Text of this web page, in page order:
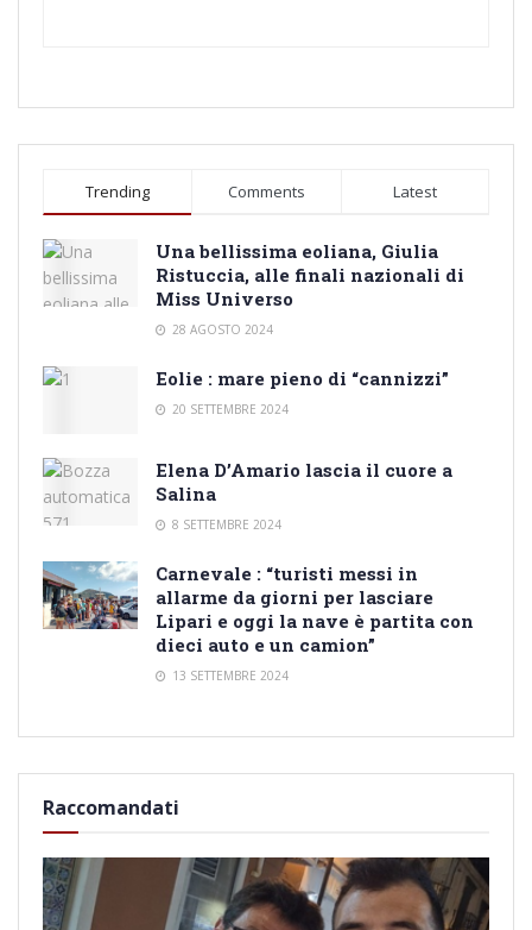
Trending Comments Latest
Una bellissima eoliana, Giulia
Ristuccia, alle finali nazionali di
Miss Universo
28 AGOSTO 2024
Eolie : mare pieno di “cannizzi”
20 SETTEMBRE 2024
Elena D’Amario lascia il cuore a
Salina
8 SETTEMBRE 2024
Carnevale : “turisti messi in
allarme da giorni per lasciare
Lipari e oggi la nave è partita con
dieci auto e un camion”
13 SETTEMBRE 2024
Raccomandati